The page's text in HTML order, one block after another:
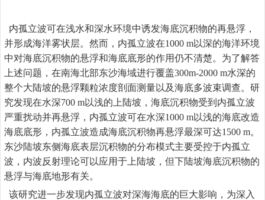
内孤立波可在浅水和深水环境中诱发海底沉积物的再悬浮，
并形成海洋雾状层。然而，内孤立波在1000 m以深的海洋环境
中对海底沉积物的悬浮和海底底形的作用仍不清楚。为了解答
上述问题，在南海北部东沙海域进行覆盖300m-2000 m水深的
整个大陆坡的悬浮颗粒浓度剖面测量以及海底多波束调查。研
究发现在水深700 m以浅的上陆坡，海底沉积物受到内孤立波
严重扰动并再悬浮，内孤立波可在水深1000 m以浅的海底改造
海底底形，内孤立波造成海底沉积物再悬浮最深可达1500 m。
东沙陆坡东侧海底表层沉积物的分布模式主要受控于内孤立
波，内波反射理论可以应用于上陆坡，但下陆坡海底沉积物的
悬浮与海底地形有关。
该研究进一步发现内孤立波对深海海底的巨大影响，为深入